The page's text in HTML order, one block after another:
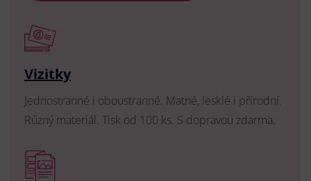
Vizitky
Jednostranné i oboustranné. Matné, lesklé i přírodní.
Různý materiál. Tisk od 100 ks. S dopravou zdarma.